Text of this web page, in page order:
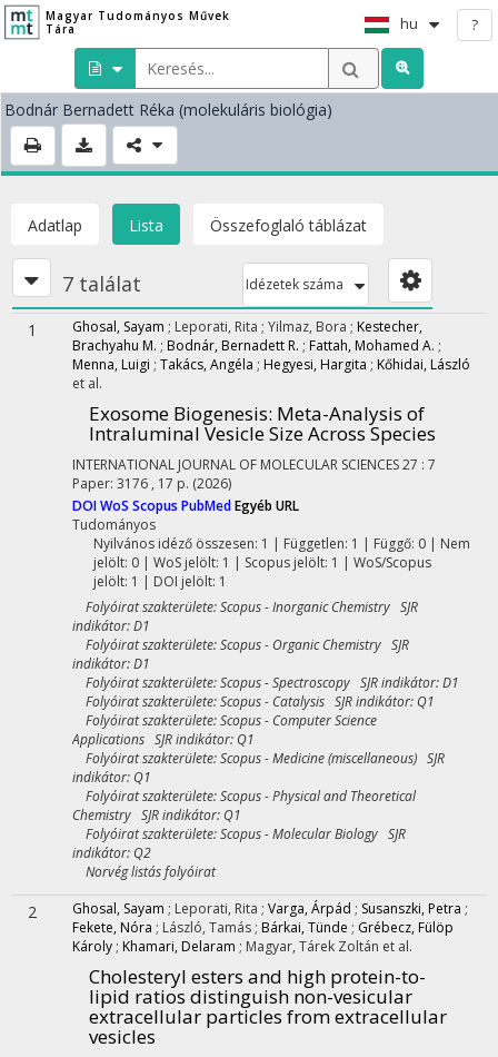
Magyar Tudományos Művek
Tára
hu ?
Bodnár Bernadett Réka (molekuláris biológia)
Adatlap Lista Összefoglaló táblázat
7 találat Idézetek száma
1 Ghosal, Sayam ; Leporati, Rita ; Yilmaz, Bora ; Kestecher,
Brachyahu M. ; Bodnár, Bernadett R. ; Fattah, Mohamed A. ;
Menna, Luigi ; Takács, Angéla ; Hegyesi, Hargita ; Kőhidai, László
et al.
Exosome Biogenesis: Meta-Analysis of
Intraluminal Vesicle Size Across Species
INTERNATIONAL JOURNAL OF MOLECULAR SCIENCES27 : 7
Paper: 3176 , 17 p. (2026)
DOIWoS Scopus PubMedEgyéb URL
Tudományos
Nyilvános idéző összesen: 1 | Független: 1 | Függő: 0 | Nem
jelölt: 0 | WoS jelölt: 1 | Scopus jelölt: 1 | WoS/Scopus
jelölt: 1 | DOI jelölt: 1
Folyóirat szakterülete: Scopus - Inorganic Chemistry SJR
indikátor: D1
Folyóirat szakterülete: Scopus - Organic Chemistry SJR
indikátor: D1
Folyóirat szakterülete: Scopus - Spectroscopy SJR indikátor: D1
Folyóirat szakterülete: Scopus - Catalysis SJR indikátor: Q1
Folyóirat szakterülete: Scopus - Computer Science
Applications SJR indikátor: Q1
Folyóirat szakterülete: Scopus - Medicine (miscellaneous) SJR
indikátor: Q1
Folyóirat szakterülete: Scopus - Physical and Theoretical
Chemistry SJR indikátor: Q1
Folyóirat szakterülete: Scopus - Molecular Biology SJR
indikátor: Q2
Norvég listás folyóirat
2 Ghosal, Sayam ; Leporati, Rita ; Varga, Árpád ; Susanszki, Petra ;
Fekete, Nóra ; László, Tamás ; Bárkai, Tünde ; Grébecz, Fülöp
Károly ; Khamari, Delaram ; Magyar, Tárek Zoltán et al.
Cholesteryl esters and high protein-to-
lipid ratios distinguish non-vesicular
extracellular particles from extracellular
vesicles